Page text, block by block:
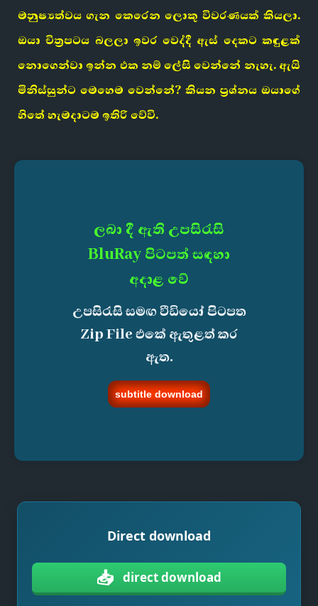
මනුෂ්‍යත්වය ගැන කෙරෙන ලොකු විවරණයක් කියලා.
ඔයා චිත්‍රපටය බලලා ඉවර වෙද්දී ඇස් දෙකට කඳුළක්
නොගෙන්වා ඉන්න එක නම් ලේසි වෙන්නේ නැහැ. ඇයි
මිනිස්සුන්ට මෙහෙම වෙන්නේ? කියන ප්‍රශ්නය ඔයාගේ
හිතේ හැමදාටම ඉතිරි වේවි.
ලබා දී ඇති උපසිරැසි
BluRay පිටපත් සඳහා
අදාළ වේ
උපසිරැසි සමඟ වීඩියෝ පිටපත
Zip File එකේ ඇතුළත් කර
ඇත.
subtitle download
Direct download
📥 direct download